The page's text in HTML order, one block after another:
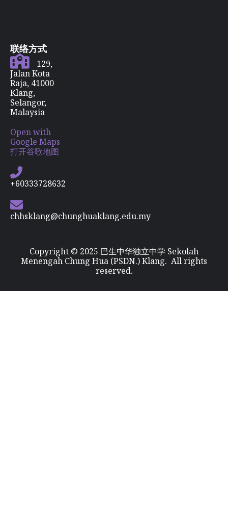
联络方式
129,
Jalan Kota
Raja, 41000
Klang,
Selangor,
Malaysia
Open with
Google Maps
打开谷歌地图
+60333728632
chhsklang@chunghuaklang.edu.my
Copyright © 2025 巴生中华独立中学 Sekolah
Menengah Chung Hua (PSDN.) Klang. All rights
reserved.